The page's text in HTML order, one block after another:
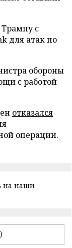
с
для атак по
обороны
с работой
отказался
операции.
на наши